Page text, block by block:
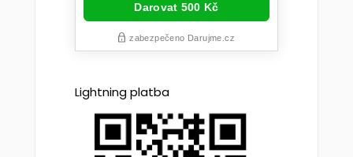
Lightning platba